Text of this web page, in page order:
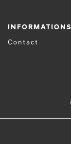
INFORMATIONS
Contact